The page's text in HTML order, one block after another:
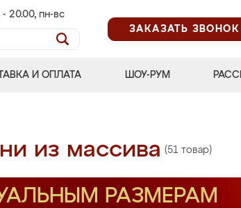
- 20.00, пн-вс
ЗАКАЗАТЬ ЗВОНОК
И ОПЛАТА ШОУ-РУМ
из массива (51 товар)
РАЗМЕРАМ